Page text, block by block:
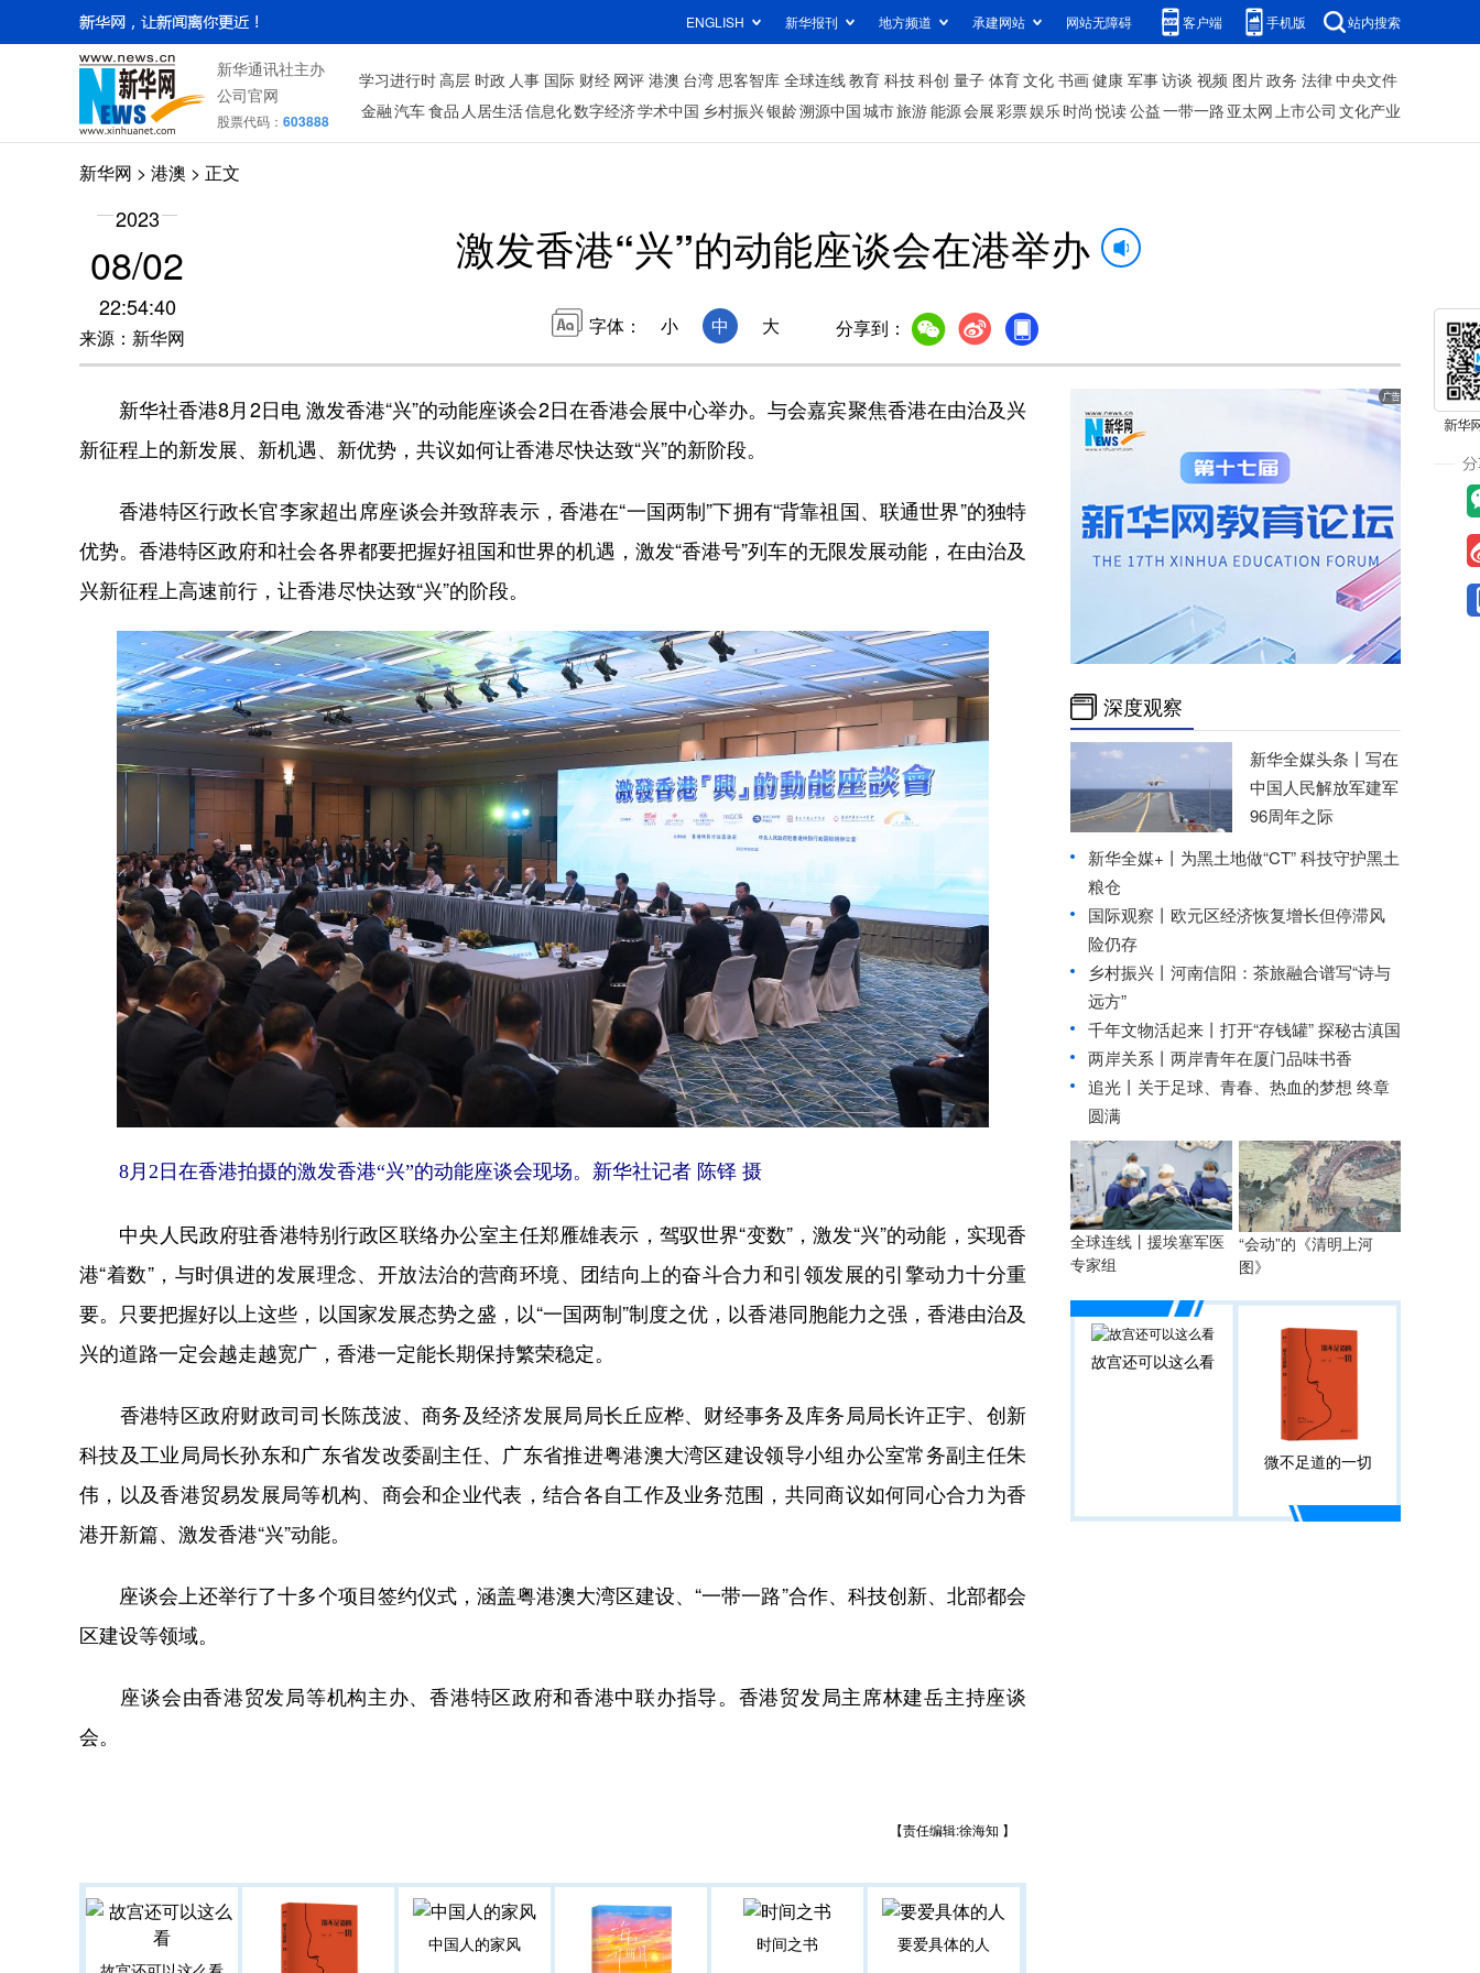
ENGLISH 新华报刊 地方频道 承建网站 网站无障碍 客户端 手机版 站内搜索
新华通讯社主办
公司官网
股票代码： 603888
学习进行时高层 时政 人事 国际 财经 网评 港澳 台湾 思客智库 全球连线教育 科技科创 量子 体育文化 书画健康 军事访谈 视频 图片政务 法律中央文件
金融汽车食品 人居生活信息化数字经济学术中国 乡村振兴银龄溯源中国城市旅游能源会展彩票娱乐时尚 悦读公益一带一路 亚太网上市公司 文化产业
新华网 > 港澳 > 正文
2023
08/02
22:54:40
来源：新华网
激发香港“兴”的动能座谈会在港举办
字体： 小 中 大 分享到：
新华社香港8月2日电 激发香港“兴”的动能座谈会2日在香港会展中心举办。与会嘉宾聚焦香港在由治及兴
新征程上的新发展、新机遇、新优势，共议如何让香港尽快达致“兴”的新阶段。
香港特区行政长官李家超出席座谈会并致辞表示，香港在“一国两制”下拥有“背靠祖国、联通世界”的独特
优势。香港特区政府和社会各界都要把握好祖国和世界的机遇，激发“香港号”列车的无限发展动能，在由治及
兴新征程上高速前行，让香港尽快达致“兴”的阶段。
8月2日在香港拍摄的激发香港“兴”的动能座谈会现场。 新华社记者 陈铎 摄
中央人民政府驻香港特别行政区联络办公室主任郑雁雄表示，驾驭世界“变数”，激发“兴”的动能，实现香
港“着数”，与时俱进的发展理念、开放法治的营商环境、团结向上的奋斗合力和引领发展的引擎动力十分重
要。只要把握好以上这些，以国家发展态势之盛，以“一国两制”制度之优，以香港同胞能力之强，香港由治及
兴的道路一定会越走越宽广，香港一定能长期保持繁荣稳定。
香港特区政府财政司司长陈茂波、商务及经济发展局局长丘应桦、财经事务及库务局局长许正宇、创新
科技及工业局局长孙东和广东省发改委副主任、广东省推进粤港澳大湾区建设领导小组办公室常务副主任朱
伟，以及香港贸易发展局等机构、商会和企业代表，结合各自工作及业务范围，共同商议如何同心合力为香
港开新篇、激发香港“兴”动能。
座谈会上还举行了十多个项目签约仪式，涵盖粤港澳大湾区建设、“一带一路”合作、科技创新、北部都会
区建设等领域。
座谈会由香港贸发局等机构主办、香港特区政府和香港中联办指导。香港贸发局主席林建岳主持座谈
会。
【责任编辑:徐海知 】
中国人的家风 时间之书 要爱具体的人
深度观察
新华全媒头条丨 写在
中国人民解放军建军
96周年之际
新华全媒+丨 为黑土地做“CT” 科技守护黑土
粮仓
国际观察丨 欧元区经济恢复增长但停滞风
险仍存
乡村振兴丨河南信阳：茶旅融合谱写“诗与
远方”
千年文物活起来丨打开“存钱罐” 探秘古滇国
两岸关系丨 两岸青年在厦门品味书香
追光丨关于足球、青春、热血的梦想 终章
圆满
全球连线丨援埃塞军医
专家组
“会动”的《清明上河
图》
故宫还可以这么看
微不足道的一切